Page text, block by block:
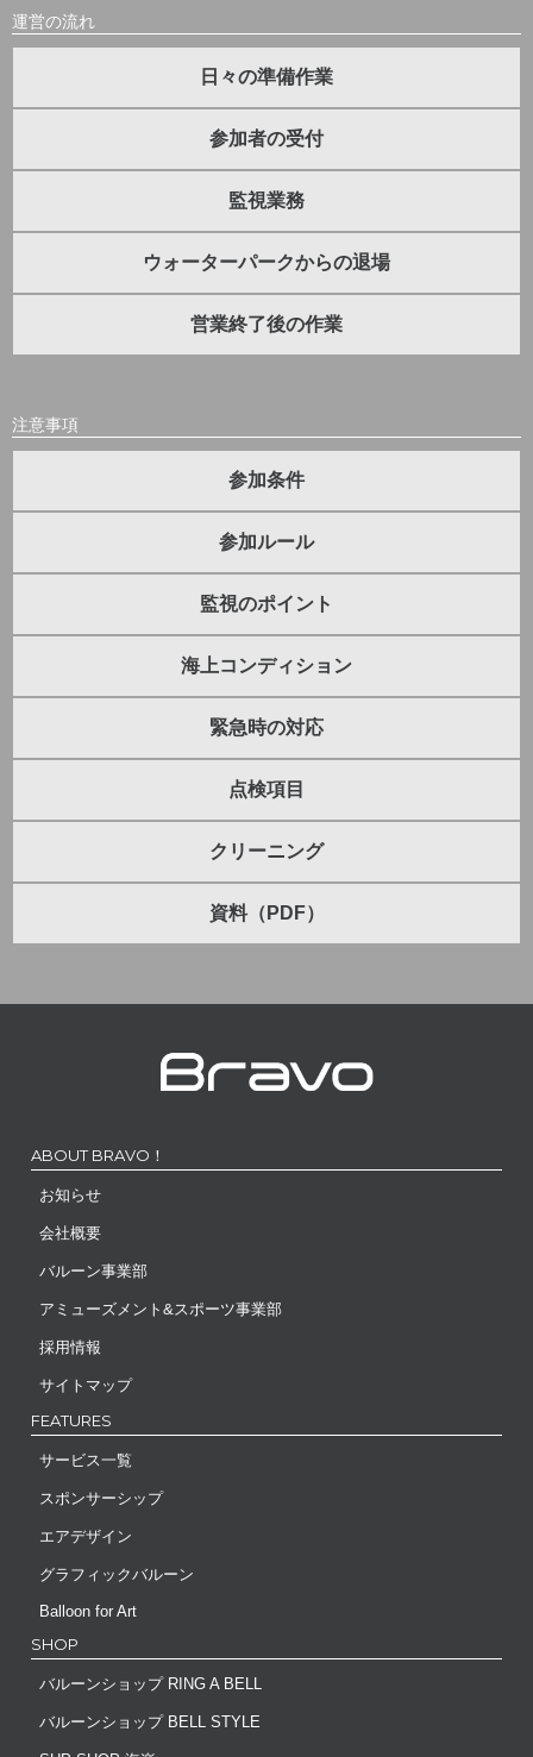
運営の流れ
日々の準備作業
参加者の受付
監視業務
ウォーターパークからの退場
営業終了後の作業
注意事項
参加条件
参加ルール
監視のポイント
海上コンディション
緊急時の対応
点検項目
クリーニング
資料（PDF）
ABOUT BRAVO！
お知らせ
会社概要
バルーン事業部
アミューズメント&スポーツ事業部
採用情報
サイトマップ
FEATURES
サービス一覧
スポンサーシップ
エアデザイン
グラフィックバルーン
Balloon for Art
SHOP
バルーンショップ RING A BELL
バルーンショップ BELL STYLE